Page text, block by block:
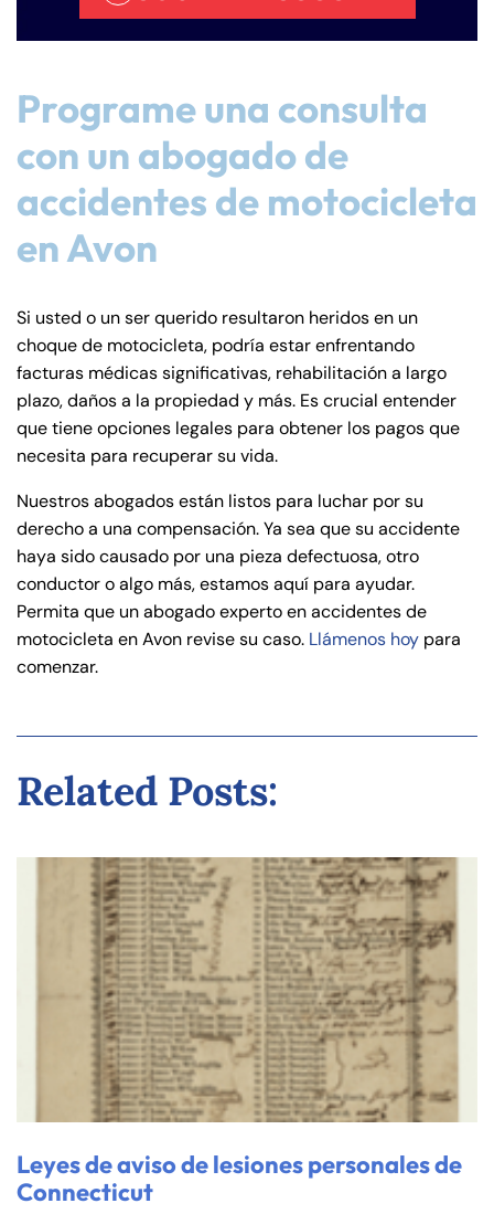
Programe una consulta
con un abogado de
accidentes de motocicleta
en Avon
Si usted o un ser querido resultaron heridos en un
choque de motocicleta, podría estar enfrentando
facturas médicas significativas, rehabilitación a largo
plazo, daños a la propiedad y más. Es crucial entender
que tiene opciones legales para obtener los pagos que
necesita para recuperar su vida.
Nuestros abogados están listos para luchar por su
derecho a una compensación. Ya sea que su accidente
haya sido causado por una pieza defectuosa, otro
conductor o algo más, estamos aquí para ayudar.
Permita que un abogado experto en accidentes de
motocicleta en Avon revise su caso. Llámenos hoy para
comenzar.
Related Posts:
Leyes de aviso de lesiones personales de
Connecticut